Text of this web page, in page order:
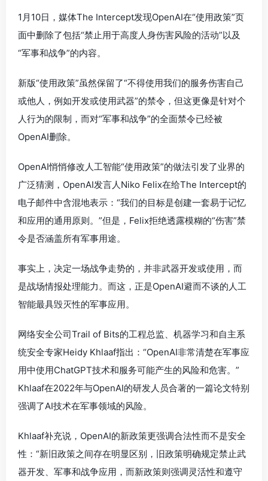
1月10日，媒体The Intercept发现OpenAI在“使用政策”页
面中删除了包括“禁止用于高度人身伤害风险的活动”以及
“军事和战争”的内容。
新版“使用政策”虽然保留了“不得使用我们的服务伤害自己
或他人，例如开发或使用武器”的禁令，但这更像是针对个
人行为的限制，而对“军事和战争”的全面禁令已经被
OpenAI删除。
OpenAI悄悄修改人工智能“使用政策”的做法引发了业界的
广泛猜测，OpenAI发言人Niko Felix在给The Intercept的
电子邮件中含混地表示：“我们的目标是创建一套易于记忆
和应用的通用原则。”但是，Felix拒绝透露模糊的“伤害”禁
令是否涵盖所有军事用途。
事实上，决定一场战争走势的，并非武器开发或使用，而
是战场情报处理能力。而这，正是OpenAI避而不谈的人工
智能最具毁灭性的军事应用。
网络安全公司Trail of Bits的工程总监、机器学习和自主系
统安全专家Heidy Khlaaf指出：“OpenAI非常清楚在军事应
用中使用ChatGPT技术和服务可能产生的风险和危害。”
Khlaaf在2022年与OpenAI的研发人员合著的一篇论文特别
强调了AI技术在军事领域的风险。
Khlaaf补充说，OpenAI的新政策更强调合法性而不是安全
性：“新旧政策之间存在明显区别，旧政策明确规定禁止武
器开发、军事和战争应用，而新政策则强调灵活性和遵守